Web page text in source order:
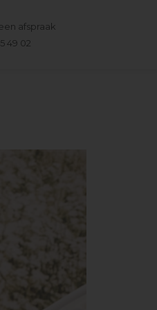
afspraak
49 02